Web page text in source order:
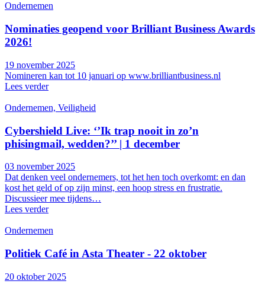
Ondernemen
Nominaties geopend voor Brilliant Business Awards
2026!
19 november 2025
Nomineren kan tot 10 januari op www.brilliantbusiness.nl
Lees verder
Ondernemen, Veiligheid
Cybershield Live: ‘’Ik trap nooit in zo’n
phisingmail, wedden?’’ | 1 december
03 november 2025
Dat denken veel ondernemers, tot het hen toch overkomt: en dan
kost het geld of op zijn minst, een hoop stress en frustratie.
Discussieer mee tijdens…
Lees verder
Ondernemen
Politiek Café in Asta Theater - 22 oktober
20 oktober 2025